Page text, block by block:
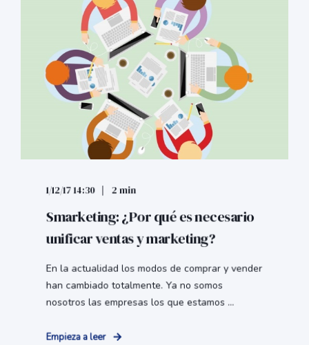
1/12/17 14:30 2 min
Smarketing: ¿Por qué es necesario
unificar ventas y marketing?
En la actualidad los modos de comprar y vender
han cambiado totalmente. Ya no somos
nosotros las empresas los que estamos ...
Empieza a leer